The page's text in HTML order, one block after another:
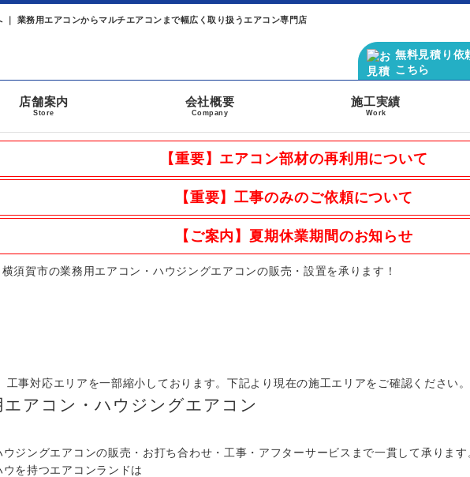
業務用エアコンからマルチエアコンまで幅広く取り扱うエアコン専門店
無料見積り依
こちら
店舗案内
Store
会社概要
Company
施工実績
Work
【重要】エアコン部材の再利用について
【重要】工事のみのご依頼について
【ご案内】夏期休業期間のお知らせ
横須賀市の業務用エアコン・ハウジングエアコンの販売・設置を承ります！
事対応エリアを一部縮小しております。下記より現在の施工エリアをご確認ください。
アコン・ハウジングエアコン
ジングエアコンの販売・お打ち合わせ・工事・アフターサービスまで一貫して承ります
を持つエアコンランドは